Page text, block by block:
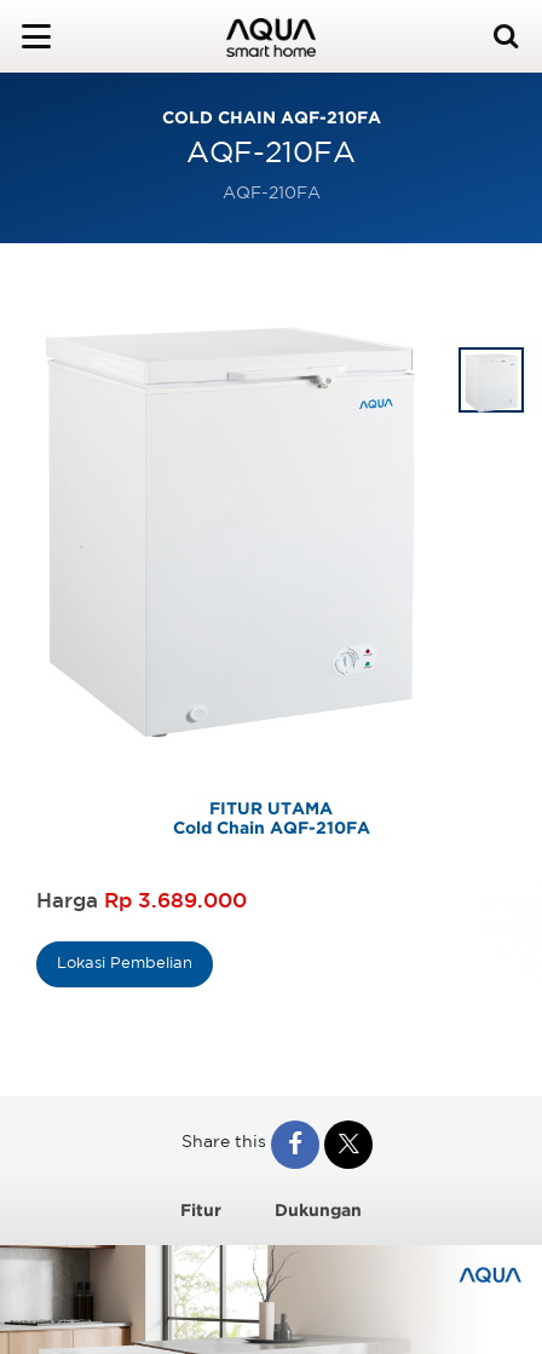
COLD CHAIN AQF-210FA
AQF-210FA
AQF-210FA
FITUR UTAMA
Cold Chain AQF-210FA
Harga Rp 3.689.000
Lokasi Pembelian
Fitur Dukungan
Share this